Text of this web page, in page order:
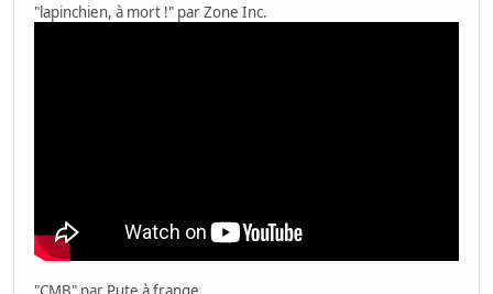
"lapinchien, à mort !" par Zone Inc.